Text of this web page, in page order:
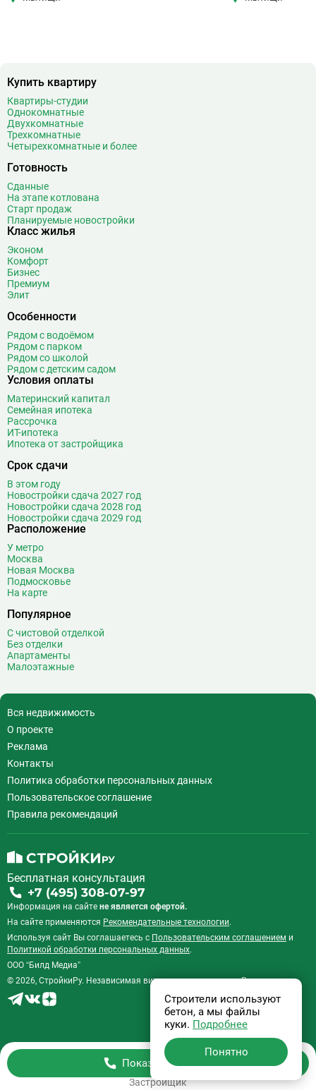
Показать телефон
Застройщик
Купить квартиру
Квартиры-студии
Однокомнатные
Двухкомнатные
Трехкомнатные
Четырехкомнатные и более
Готовность
Сданные
На этапе котлована
Старт продаж
Планируемые новостройки
Класс жилья
Эконом
Комфорт
Бизнес
Премиум
Элит
Особенности
Рядом с водоёмом
Рядом с парком
Рядом со школой
Рядом с детским садом
Условия оплаты
Материнский капитал
Семейная ипотека
Рассрочка
ИТ-ипотека
Ипотека от застройщика
Срок сдачи
В этом году
Новостройки сдача 2027 год
Новостройки сдача 2028 год
Новостройки сдача 2029 год
Расположение
У метро
Москва
Новая Москва
Подмосковье
На карте
Популярное
С чистовой отделкой
Без отделки
Апартаменты
Малоэтажные
Вся недвижимость
О проекте
Реклама
Контакты
Политика обработки персональных данных
Пользовательское соглашение
Правила рекомендаций
Бесплатная консультация
+7 (495) 308-07-97
Информация на сайте не является офертой.
На сайте применяются Рекомендательные технологии.
Используя сайт Вы соглашаетесь с Пользовательским соглашением и
Политикой обработки персональных данных.
ООО “Билд Медиа”
© 2026, СтройкиРу. Независимая витрина недвижимости России.
Строители используют
бетон, а мы файлы
куки. Подробнее
Понятно